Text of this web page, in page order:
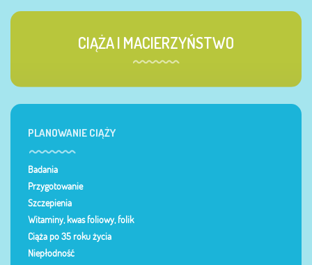
CIĄŻA I MACIERZYŃSTWO
PLANOWANIE CIĄŻY
Badania
Przygotowanie
Szczepienia
Witaminy, kwas foliowy, folik
Ciąża po 35 roku życia
Niepłodność